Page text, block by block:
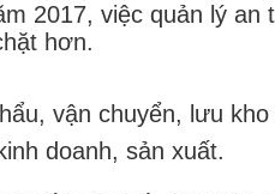
2017, việc quản lý an
hơn.
vận chuyển, lưu kho
doanh, sản xuất.